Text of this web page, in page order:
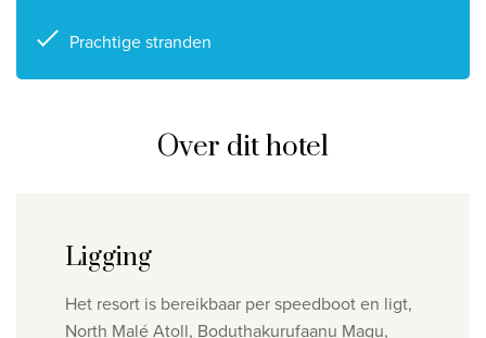
Prachtige stranden
Over dit hotel
Ligging
Het resort is bereikbaar per speedboot en ligt,
North Malé Atoll, Boduthakurufaanu Magu,